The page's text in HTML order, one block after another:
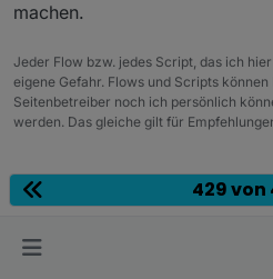
machen.
Jeder Flow bzw. jedes Script, das ich
eigene Gefahr. Flows und Scripts
Seitenbetreiber noch ich persönlich
werden. Das gleiche gilt für
mickym
Im Prinzip ja
Device Manager das
429 von